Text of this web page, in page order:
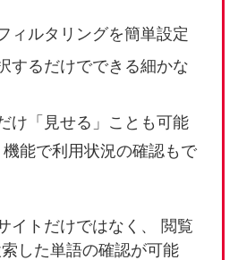
ィルタリングを簡単設定
するだけでできる細かな
け「見せる」ことも可能
能で利用状況の確認もで
イトだけではなく、 閲覧
した単語の確認が可能